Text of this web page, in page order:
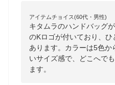
アイテムチョイス(60代・男性)
キタムラのハンドバッグ
のKロゴが付いており、
あります。カラーは5色か
いサイズ感で、どこへで
ます。